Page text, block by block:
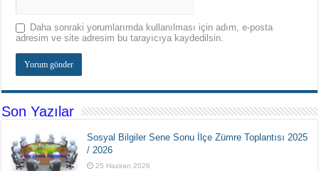
Daha sonraki yorumlarımda kullanılması için adım, e-posta
adresim ve site adresim bu tarayıcıya kaydedilsin.
Son Yazılar
Sosyal Bilgiler Sene Sonu İlçe Zümre Toplantısı 2025
/ 2026
25 Haziran 2026